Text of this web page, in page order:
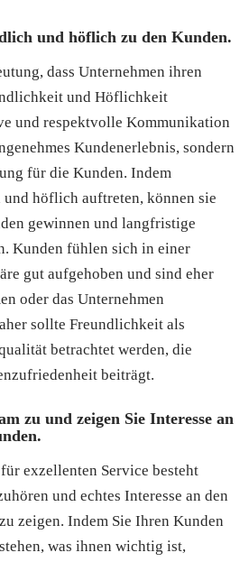
und höflich zu den Kunden.
dass Unternehmen ihren
und Höflichkeit
und respektvolle Kommunikation
Kundenerlebnis, sondern
für die Kunden. Indem
höflich auftreten, können sie
gewinnen und langfristige
Kunden fühlen sich in einer
gut aufgehoben und sind eher
oder das Unternehmen
sollte Freundlichkeit als
betrachtet werden, die
beiträgt.
zu und zeigen Sie Interesse an
exzellenten Service besteht
und echtes Interesse an den
zeigen. Indem Sie Ihren Kunden
was ihnen wichtig ist,